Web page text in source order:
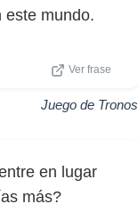
este mundo.
Ver frase
Juego de Tronos
en lugar
más?